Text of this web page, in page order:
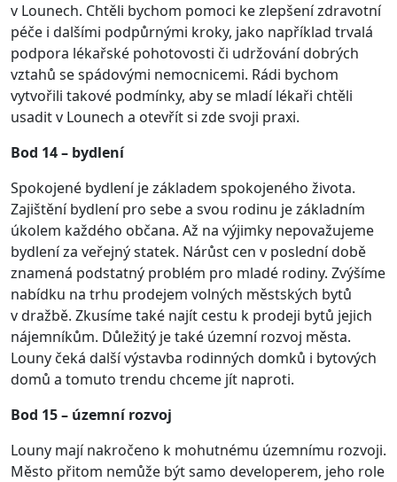
v Lounech. Chtěli bychom pomoci ke zlepšení zdravotní
péče i dalšími podpůrnými kroky, jako například trvalá
podpora lékařské pohotovosti či udržování dobrých
vztahů se spádovými nemocnicemi. Rádi bychom
vytvořili takové podmínky, aby se mladí lékaři chtěli
usadit v Lounech a otevřít si zde svoji praxi.
Bod 14 – bydlení
Spokojené bydlení je základem spokojeného života.
Zajištění bydlení pro sebe a svou rodinu je základním
úkolem každého občana. Až na výjimky nepovažujeme
bydlení za veřejný statek. Nárůst cen v poslední době
znamená podstatný problém pro mladé rodiny. Zvýšíme
nabídku na trhu prodejem volných městských bytů
v dražbě. Zkusíme také najít cestu k prodeji bytů jejich
nájemníkům. Důležitý je také územní rozvoj města.
Louny čeká další výstavba rodinných domků i bytových
domů a tomuto trendu chceme jít naproti.
Bod 15 – územní rozvoj
Louny mají nakročeno k mohutnému územnímu rozvoji.
Město přitom nemůže být samo developerem, jeho role